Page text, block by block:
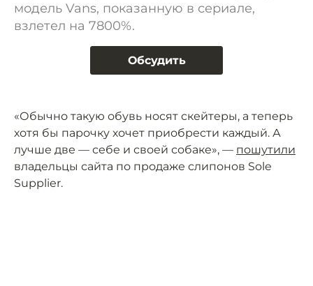
модель Vans, показанную в сериале,
взлетел на 7800%.
Обсудить
«Обычно такую обувь носят скейтеры, а теперь
хотя бы парочку хочет приобрести каждый. А
лучше две — себе и своей собаке», — пошутили
владельцы сайта по продаже слипонов Sole
Supplier.